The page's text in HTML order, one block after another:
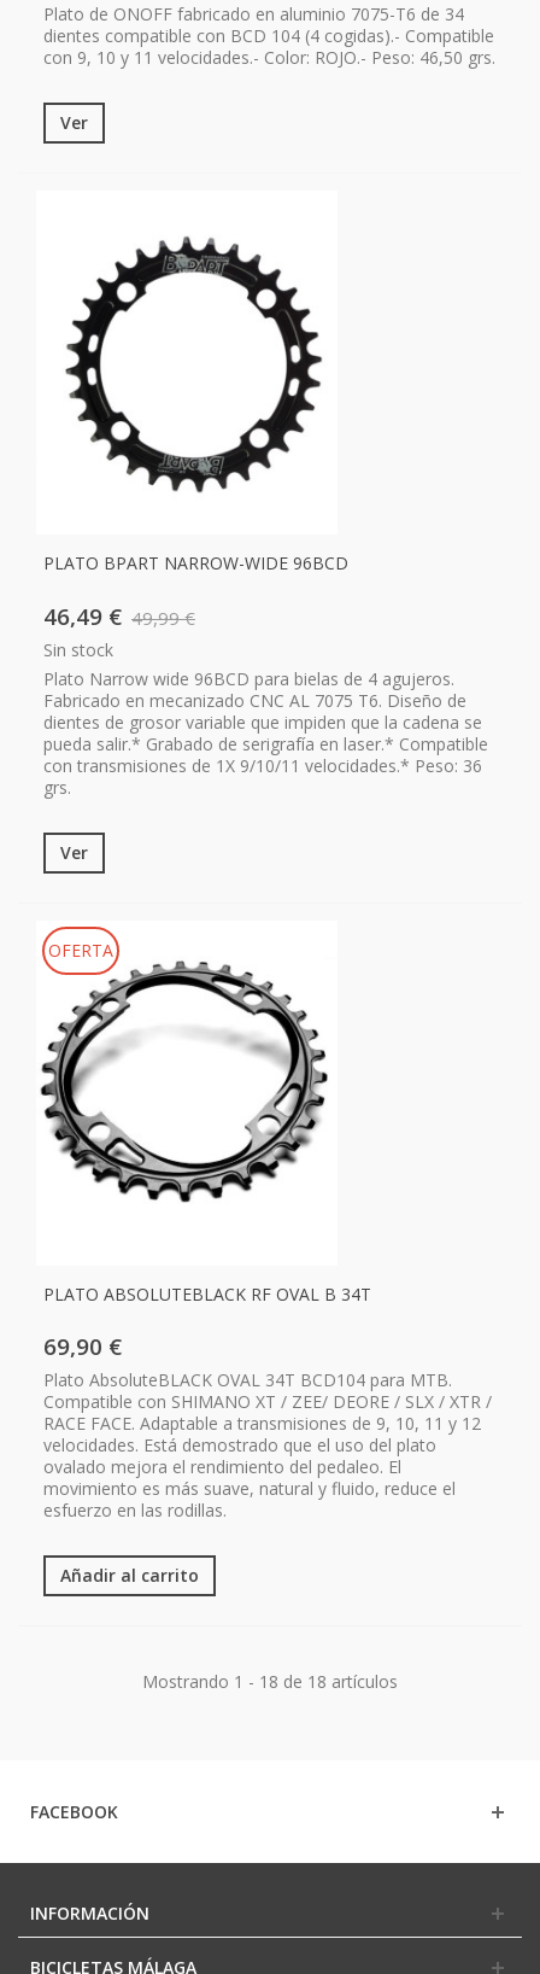
Plato de ONOFF fabricado en aluminio 7075-T6 de 34
dientes compatible con BCD 104 (4 cogidas).- Compatible
con 9, 10 y 11 velocidades.- Color: ROJO.- Peso: 46,50 grs.
Ver
PLATO BPART NARROW-WIDE 96BCD
46,49 € 49,99 €
Sin stock
Plato Narrow wide 96BCD para bielas de 4 agujeros.
Fabricado en mecanizado CNC AL 7075 T6. Diseño de
dientes de grosor variable que impiden que la cadena se
pueda salir.* Grabado de serigrafía en laser.* Compatible
con transmisiones de 1X 9/10/11 velocidades.* Peso: 36
grs.
Ver
OFERTA
PLATO ABSOLUTEBLACK RF OVAL B 34T
69,90 €
Plato AbsoluteBLACK OVAL 34T BCD104 para MTB.
Compatible con SHIMANO XT / ZEE/ DEORE / SLX / XTR /
RACE FACE. Adaptable a transmisiones de 9, 10, 11 y 12
velocidades. Está demostrado que el uso del plato
ovalado mejora el rendimiento del pedaleo. El
movimiento es más suave, natural y fluido, reduce el
esfuerzo en las rodillas.
Añadir al carrito
Mostrando 1 - 18 de 18 artículos
FACEBOOK
INFORMACIÓN
BICICLETAS MÁLAGA